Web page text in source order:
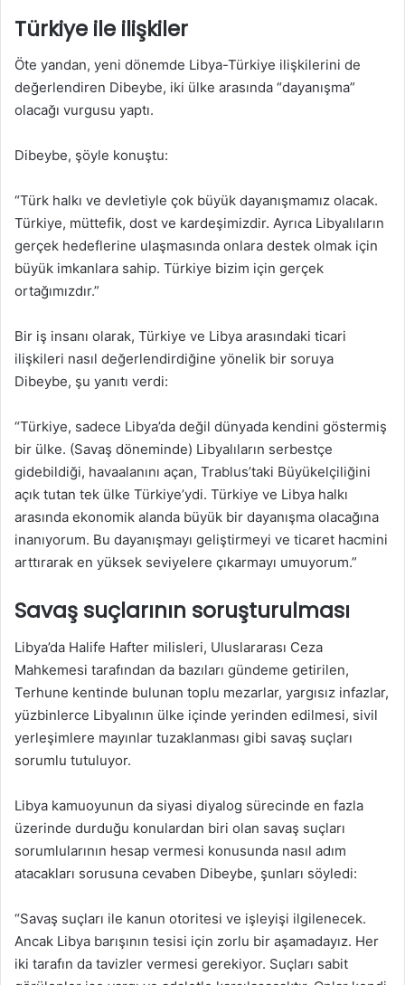
Türkiye ile ilişkiler
Öte yandan, yeni dönemde Libya-Türkiye ilişkilerini de
değerlendiren Dibeybe, iki ülke arasında “dayanışma”
olacağı vurgusu yaptı.
Dibeybe, şöyle konuştu:
“Türk halkı ve devletiyle çok büyük dayanışmamız olacak.
Türkiye, müttefik, dost ve kardeşimizdir. Ayrıca Libyalıların
gerçek hedeflerine ulaşmasında onlara destek olmak için
büyük imkanlara sahip. Türkiye bizim için gerçek
ortağımızdır.”
Bir iş insanı olarak, Türkiye ve Libya arasındaki ticari
ilişkileri nasıl değerlendirdiğine yönelik bir soruya
Dibeybe, şu yanıtı verdi:
“Türkiye, sadece Libya’da değil dünyada kendini göstermiş
bir ülke. (Savaş döneminde) Libyalıların serbestçe
gidebildiği, havaalanını açan, Trablus’taki Büyükelçiliğini
açık tutan tek ülke Türkiye’ydi. Türkiye ve Libya halkı
arasında ekonomik alanda büyük bir dayanışma olacağına
inanıyorum. Bu dayanışmayı geliştirmeyi ve ticaret hacmini
arttırarak en yüksek seviyelere çıkarmayı umuyorum.”
Savaş suçlarının soruşturulması
Libya’da Halife Hafter milisleri, Uluslararası Ceza
Mahkemesi tarafından da bazıları gündeme getirilen,
Terhune kentinde bulunan toplu mezarlar, yargısız infazlar,
yüzbinlerce Libyalının ülke içinde yerinden edilmesi, sivil
yerleşimlere mayınlar tuzaklanması gibi savaş suçları
sorumlu tutuluyor.
Libya kamuoyunun da siyasi diyalog sürecinde en fazla
üzerinde durduğu konulardan biri olan savaş suçları
sorumlularının hesap vermesi konusunda nasıl adım
atacakları sorusuna cevaben Dibeybe, şunları söyledi:
“Savaş suçları ile kanun otoritesi ve işleyişi ilgilenecek.
Ancak Libya barışının tesisi için zorlu bir aşamadayız. Her
iki tarafın da tavizler vermesi gerekiyor. Suçları sabit